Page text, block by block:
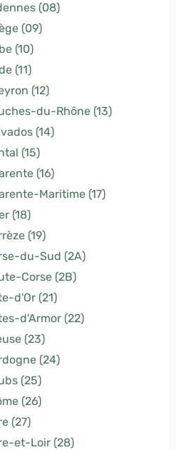
(08)
(09)
(10)
(11)
(12)
du-Rhône (13)
(14)
(15)
(16)
Maritime (17)
(18)
(19)
du-Sud (2A)
Corse (2B)
d'Or (21)
d'Armor (22)
(23)
(24)
(25)
(26)
(27)
et-Loir (28)